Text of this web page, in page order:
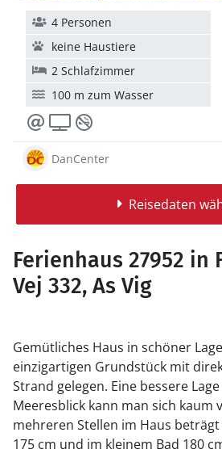
4 Personen
keine Haustiere
2 Schlafzimmer
100 m zum Wasser
DanCenter
Reisedaten
Ferienhaus 27952 in
Vej 332, As Vig
Gemütliches Haus in schöner
einzigartigen Grundstück mit
Strand gelegen. Eine bessere
Meeresblick kann man sich kaum
mehreren Stellen im Haus
175 cm und im kleinem Bad 180